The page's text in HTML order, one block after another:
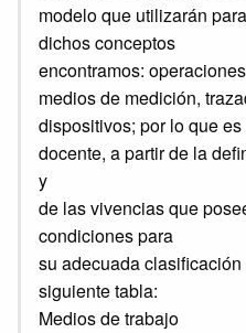
modelo que utilizarán
dichos conceptos
encontramos:
medios de medición,
dispositivos; por lo que
docente, a partir de la
y
de las vivencias que
condiciones para
su adecuada
siguiente tabla:
Medios de trabajo